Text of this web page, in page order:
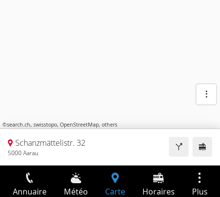
©search.ch, swisstopo, OpenStreetMap, others
Schanzmättelistr. 32
5000 Aarau
Annuaire Météo Carte Horaires Plus